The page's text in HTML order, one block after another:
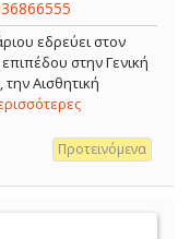
εδρεύει στον
στην Γενική
Αισθητική
Προτεινόμενα